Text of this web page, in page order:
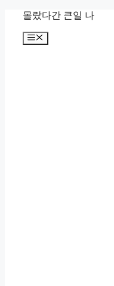
몰랐다간 큰일 나
메